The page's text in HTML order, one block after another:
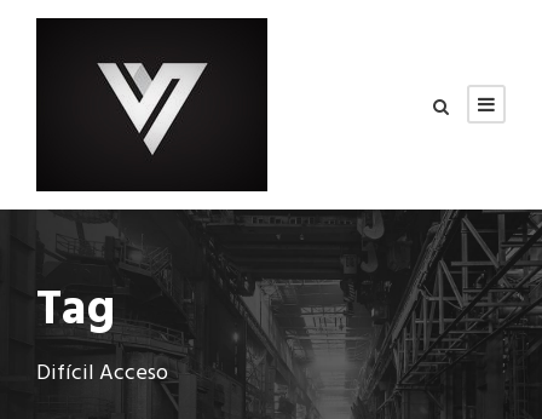
Tag
Difícil Acceso